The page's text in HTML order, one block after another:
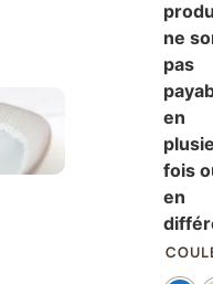
ne
pas
en
fois
en